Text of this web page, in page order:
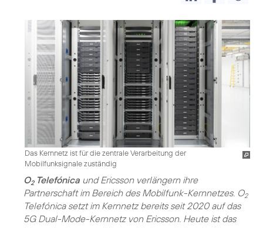
Das Kernnetz ist für die zentrale Verarbeitung der
Mobilfunksignale zuständig
O2Telefónica und Ericsson verlängern ihre
Partnerschaft im Bereich des Mobilfunk-Kernnetzes. O2
Telefónica setzt im Kernnetz bereits seit 2020 auf das
5G Dual-Mode-Kernnetz von Ericsson. Heute ist das